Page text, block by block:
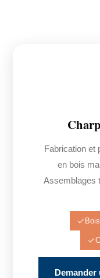
Fabrication et
en bois
Assemblages
Demander